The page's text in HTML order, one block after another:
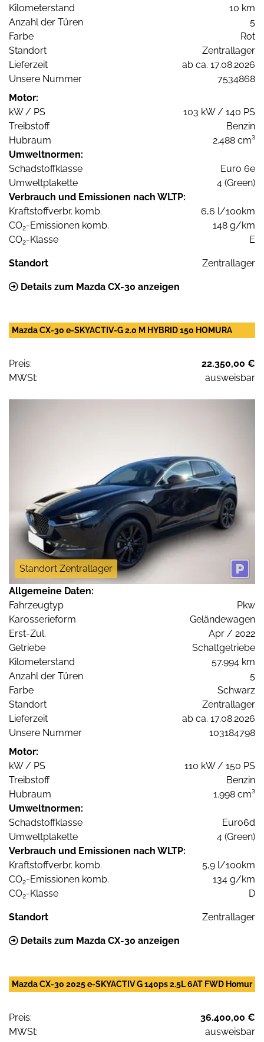
Kilometerstand
10 km
Anzahl der Türen
5
Farbe
Rot
Standort
Zentrallager
Lieferzeit
ab ca. 17.08.2026
Unsere Nummer
7534868
Motor:
kW / PS
103 kW / 140 PS
Treibstoff
Benzin
Hubraum
2.488 cm³
Umweltnormen:
Schadstoffklasse
Euro 6e
Umweltplakette
4 (Green)
Verbrauch und Emissionen nach WLTP:
Kraftstoffverbr. komb.
6,6 l/100km
CO2-Emissionen komb.
148 g/km
CO2-Klasse E
Standort Zentrallager
Details zum Mazda CX-30 anzeigen
Mazda CX-30 e-SKYACTIV-G 2.0 M HYBRID 150 HOMURA
Preis:
22.350,00 €
MWSt:
ausweisbar
Standort Zentrallager
Allgemeine Daten:
Fahrzeugtyp
Pkw
Karosserieform
Geländewagen
Erst-Zul.
Apr / 2022
Getriebe
Schaltgetriebe
Kilometerstand
57.994 km
Anzahl der Türen
5
Farbe
Schwarz
Standort
Zentrallager
Lieferzeit
ab ca. 17.08.2026
Unsere Nummer
103184798
Motor:
kW / PS
110 kW / 150 PS
Treibstoff
Benzin
Hubraum
1.998 cm³
Umweltnormen:
Schadstoffklasse
Euro6d
Umweltplakette
4 (Green)
Verbrauch und Emissionen nach WLTP:
Kraftstoffverbr. komb.
5,9 l/100km
CO2-Emissionen komb.
134 g/km
CO2-Klasse D
Standort Zentrallager
Details zum Mazda CX-30 anzeigen
Mazda CX-30 2025 e-SKYACTIV G 140ps 2.5L 6AT FWD Homur
Preis:
36.400,00 €
MWSt:
ausweisbar